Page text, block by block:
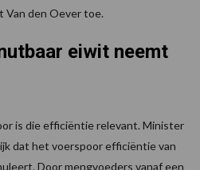
Van den Oever toe.
eiwit neemt
is die efficiëntie relevant. Minister
dat het voerspoor efficiëntie van
Door mengvoeders vanaf een